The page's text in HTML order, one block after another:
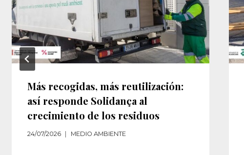
Más recogidas, más reutilización:
así responde Solidança al
crecimiento de los residuos‌
24/07/2026 MEDIO AMBIENTE